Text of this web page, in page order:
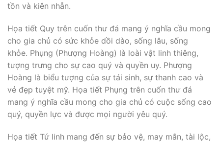
tồn và kiên nhẫn.
Họa tiết Quy trên cuốn thư đá mang ý nghĩa cầu mong
cho gia chủ có sức khỏe dồi dào, sống lâu, sống
khỏe. Phụng (Phượng Hoàng) là loài vật linh thiêng,
tượng trưng cho sự cao quý và quyền uy. Phượng
Hoàng là biểu tượng của sự tái sinh, sự thanh cao và
vẻ đẹp tuyệt mỹ. Họa tiết Phụng trên cuốn thư đá
mang ý nghĩa cầu mong cho gia chủ có cuộc sống cao
quý, quyền lực và được mọi người yêu quý.
Họa tiết Tứ linh mang đến sự bảo vệ, may mắn, tài lộc,